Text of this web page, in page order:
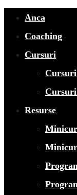
Anca
Coaching
Cursuri
Resurse